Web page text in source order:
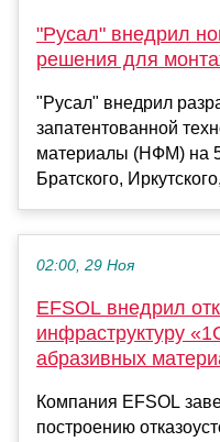
"Русал" внедрил
решения для
"Русал" внедрил
запатентованной
материалы (НФМ) на
Братского,
02:00, 29 Ноя
EFSOL внедрил
инфраструктуру
абразивных
Компания EFSOL
построению